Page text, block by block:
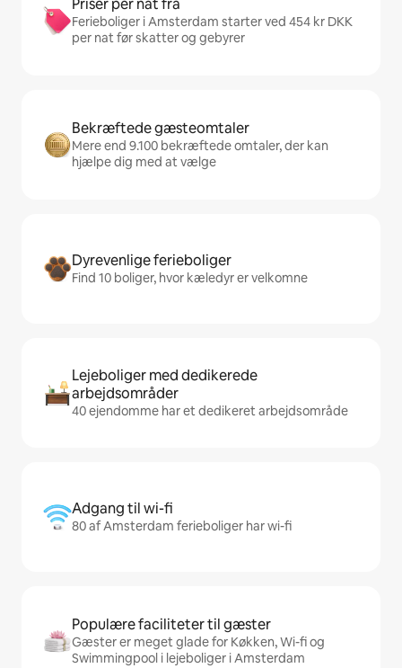
Priser per nat fra
Ferieboliger i Amsterdam starter ved 454 kr DKK
per nat før skatter og gebyrer
Bekræftede gæsteomtaler
Mere end 9.100 bekræftede omtaler, der kan
hjælpe dig med at vælge
Dyrevenlige ferieboliger
Find 10 boliger, hvor kæledyr er velkomne
Lejeboliger med dedikerede
arbejdsområder
40 ejendomme har et dedikeret arbejdsområde
Adgang til wi-fi
80 af Amsterdam ferieboliger har wi-fi
Populære faciliteter til gæster
Gæster er meget glade for Køkken, Wi-fi og
Swimmingpool i lejeboliger i Amsterdam